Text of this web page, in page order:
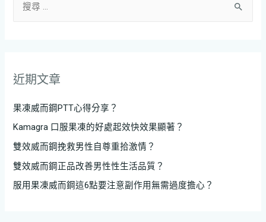
近期文章
果凍威而鋼PTT心得分享？
Kamagra 口服果凍的好處起效快效果顯著？
雙效威而鋼挽救男性自尊重拾激情？
雙效威而鋼正品改善男性性生活品質？
服用果凍威而鋼這6點要注意副作用無需過度擔心？